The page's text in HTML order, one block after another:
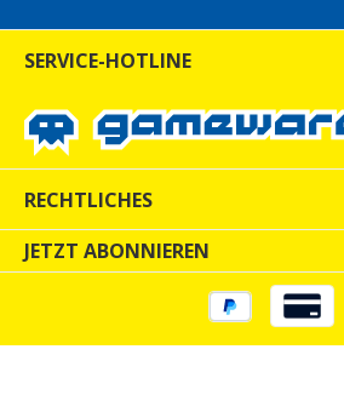
SERVICE-HOTLINE
RECHTLICHES
JETZT ABONNIEREN